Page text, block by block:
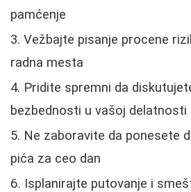
pamćenje
Vežbajte pisanje procene
radna mesta
Pridite spremni da
bezbednosti u vašoj delatnosti
Ne zaboravite da ponesete
pića za ceo dan
Isplanirajte putovanje i